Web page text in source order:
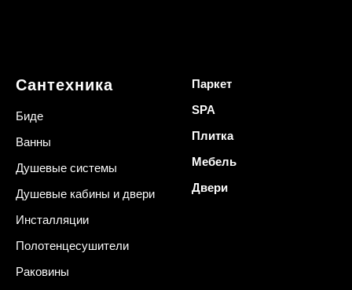
Сантехника
Биде
Ванны
Душевые системы
Душевые кабины и двери
Инсталляции
Полотенцесушители
Раковины
Паркет
SPA
Плитка
Мебель
Двери